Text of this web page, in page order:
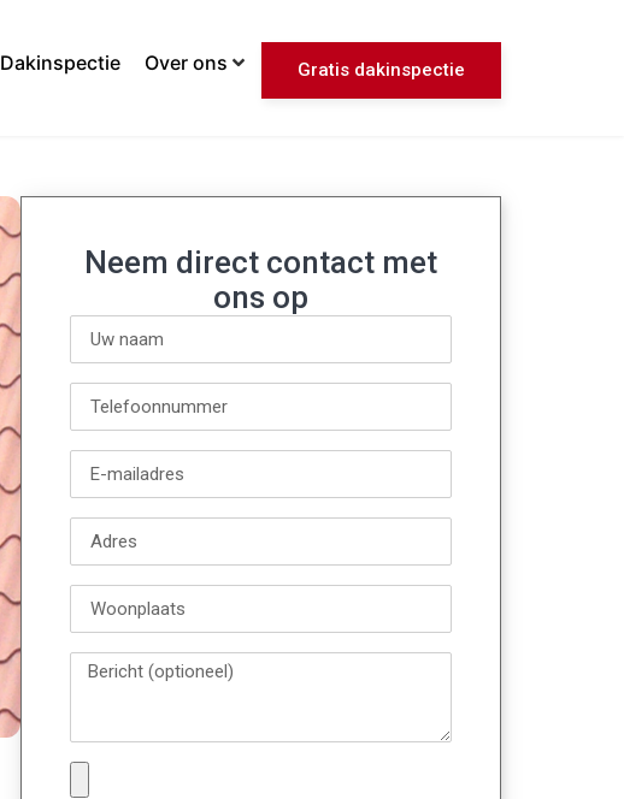
Dakinspectie Over ons Gratis dakinspectie
Neem direct contact met
ons op